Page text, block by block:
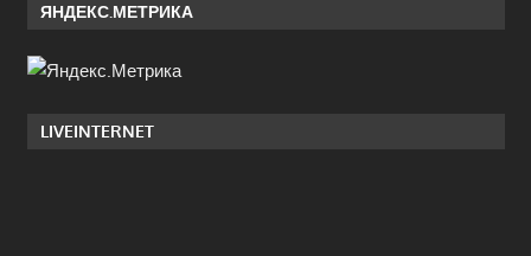
ЯНДЕКС.МЕТРИКА
LIVEINTERNET